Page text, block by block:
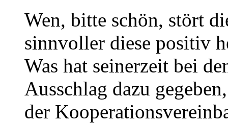
Wen, bitte schön, stört
sinnvoller diese positiv
Was hat seinerzeit bei
Ausschlag dazu
der